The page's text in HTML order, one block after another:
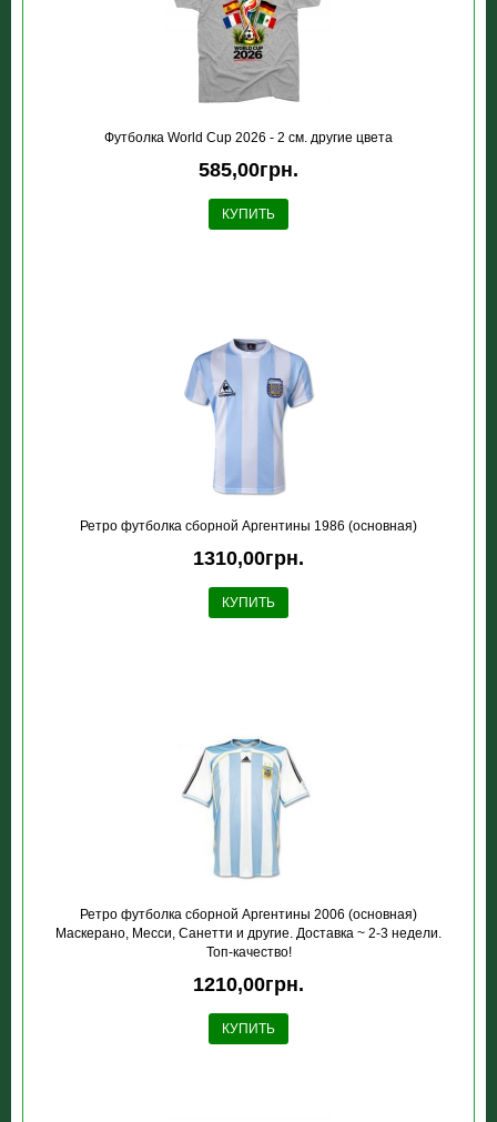
Футболка World Cup 2026 - 2 см. другие цвета
585,00грн.
КУПИТЬ
Ретро футболка сборной Аргентины 1986 (основная)
1310,00грн.
КУПИТЬ
Ретро футболка сборной Аргентины 2006 (основная)
Маскерано, Месси, Санетти и другие. Доставка ~ 2-3 недели.
Топ-качество!
1210,00грн.
КУПИТЬ